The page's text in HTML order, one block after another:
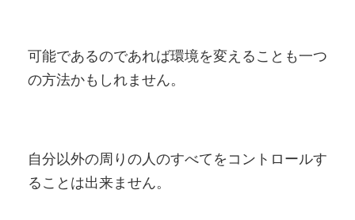
可能であるのであれば環境を変えることも一つ
の方法かもしれません。
自分以外の周りの人のすべてをコントロールす
ることは出来ません。